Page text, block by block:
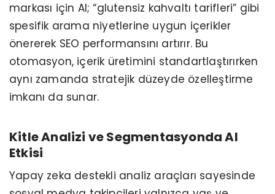
markası için AI; “glutensiz kahvaltı tarifleri” gibi
spesifik arama niyetlerine uygun içerikler
önererek SEO performansını artırır. Bu
otomasyon, içerik üretimini standartlaştırırken
aynı zamanda stratejik düzeyde özelleştirme
imkanı da sunar.
Kitle Analizi ve Segmentasyonda AI
Etkisi
Yapay zeka destekli analiz araçları sayesinde